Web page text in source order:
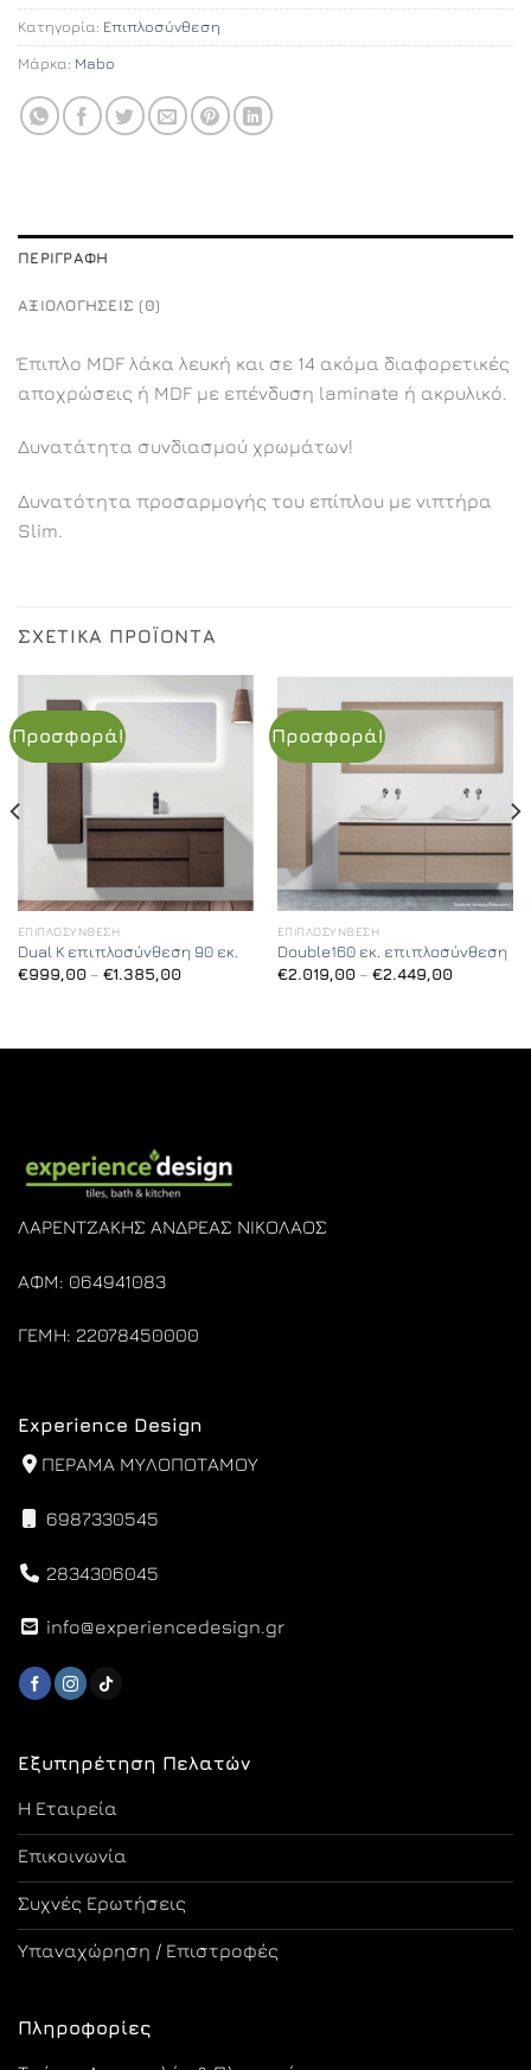
Κατηγορία: Επιπλοσύνθεση
Μάρκα: Mabo
ΠΕΡΙΓΡΑΦΉ
ΑΞΙΟΛΟΓΉΣΕΙΣ (0)
Έπιπλο MDF λάκα λευκή και σε 14 ακόμα διαφορετικές
αποχρώσεις ή MDF με επένδυση laminate ή ακρυλικό.
Δυνατάτητα συνδιασμού χρωμάτων!
Δυνατότητα προσαρμογής του επίπλου με νιπτήρα
Slim.
ΣΧΕΤΙΚΆ ΠΡΟΪΌΝΤΑ
Προσφορά!
ΕΠΙΠΛΟΣΎΝΘΕΣΗ
Dual K επιπλοσύνθεση 90 εκ.
€999,00 – €1.385,00Price
Προσφορά!
ΕΠΙΠΛΟΣΎΝΘΕΣΗ
Double160 εκ. επιπλοσύνθεση
€2.019,00 – €2.449,00Price
ΛΑΡΕΝΤΖΑΚΗΣ ΑΝΔΡΕΑΣ ΝΙΚΟΛΑΟΣ
ΑΦΜ: 064941083
ΓΕΜΗ: 22078450000
Εξυπηρέτηση Πελατών
Η Εταιρεία
Επικοινωνία
Συχνές Ερωτήσεις
Υπαναχώρηση / Επιστροφές
Πληροφορίες
Experience Design
ΠΕΡΑΜΑ ΜΥΛΟΠΟΤΑΜΟΥ
6987330545
2834306045
info@experiencedesign.gr